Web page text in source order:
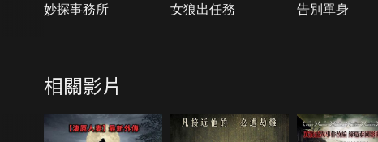
妙探事務所 女狼出任務 告別單身
相關影片